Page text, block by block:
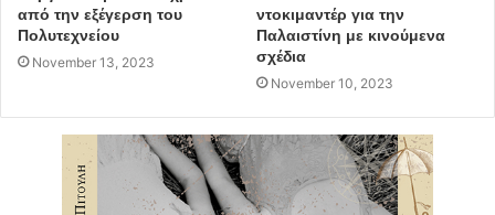
από την εξέγερση του
Πολυτεχνείου
November 13, 2023
ντοκιμαντέρ για την
Παλαιστίνη με κινούμενα
σχέδια
November 10, 2023